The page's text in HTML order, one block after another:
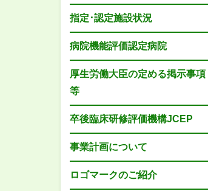
指定･認定施設状況
病院機能評価認定病院
厚生労働大臣の定める掲示事項
等
卒後臨床研修評価機構JCEP
事業計画について
ロゴマークのご紹介